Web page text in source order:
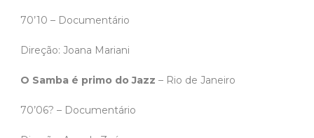
70’10 – Documentário
Direção: Joana Mariani
O Samba é primo do Jazz – Rio de Janeiro
70’06? – Documentário